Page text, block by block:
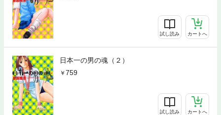
試し読み カートへ
日本一の男の魂（２）
759
試し読み カートへ